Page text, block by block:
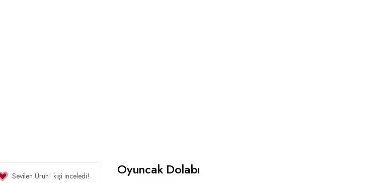
Sevilen Ürün!kişi inceledi! Oyuncak Dolabı